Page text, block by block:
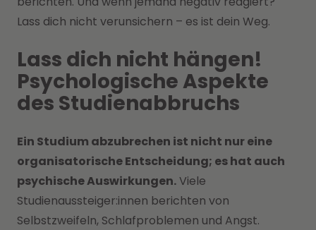
Lass dich nicht verunsichern – es ist dein Weg.
Lass dich nicht hängen!
Psychologische Aspekte
des Studienabbruchs
Ein Studium abzubrechen ist nicht nur eine
organisatorische Entscheidung; es hat auch
psychische Auswirkungen.Viele
Studienaussteiger:innen berichten von
Selbstzweifeln, Schlafproblemen und Angst.